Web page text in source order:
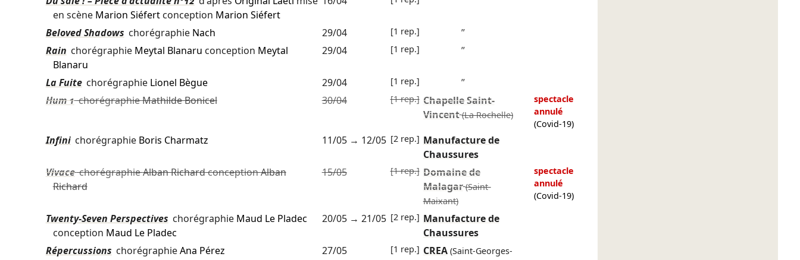
en scène Marion Siéfertconception Marion Siéfert
Beloved Shadows chorégraphie Nach 29/04 [1 rep.]
”
Rain chorégraphie Meytal Blanaru conception Meytal
Blanaru
29/04 [1 rep.] ”
La Fuite chorégraphie Lionel Bègue 29/04 [1 rep.]
”
Hum 1chorégraphieMathilde Bonicel 30/04 [1 rep.] Chapelle Saint-
Vincent (La Rochelle)
spectacle
annulé
(Covid-19)
Infini chorégraphie Boris Charmatz 11/05→ 12/05 [2 rep.] Manufacture de
Chaussures
VivacechorégraphieAlban RichardconceptionAlban
Richard
15/05 [1 rep.] Domaine de
Malagar (Saint-
Maixant)
spectacle
annulé
(Covid-19)
Twenty-Seven Perspectives chorégraphie Maud Le Pladec
conception Maud Le Pladec
20/05→ 21/05 [2 rep.] Manufacture de
Chaussures
Répercussions chorégraphieAna Pérez 27/05 [1 rep.] CREA (Saint-Georges-